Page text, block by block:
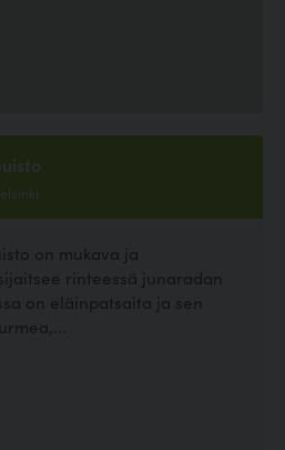
on mukava ja
rinteessä junaradan
on eläinpatsaita ja sen